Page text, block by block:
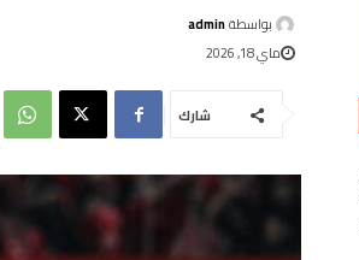
بواسطةadmin
ماي 18, 2026
شارك